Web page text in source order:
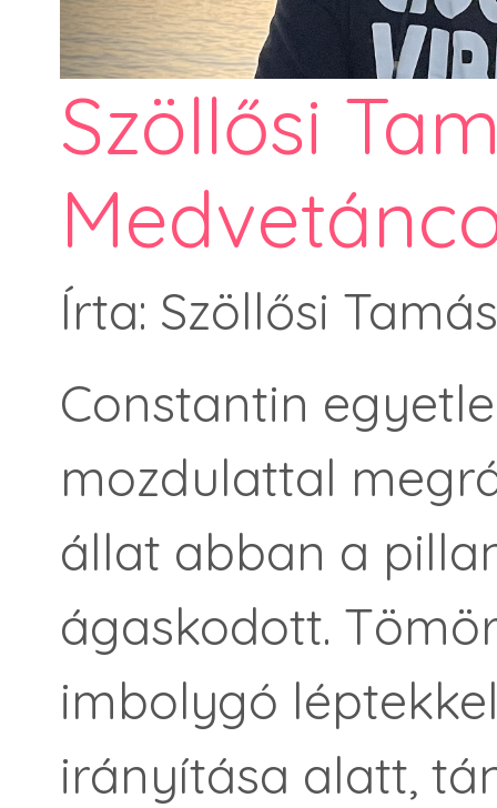
Szöllősi
Írta: Szöllősi Tamás
Constantin
mozdulattal
állat abban a
ágaskodott.
imbolygó
irányítása alatt,